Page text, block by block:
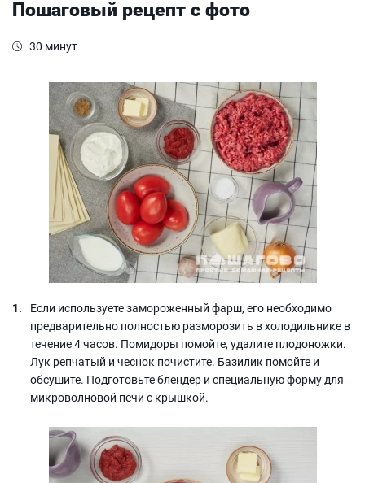
Пошаговый рецепт с фото
30 минут
Если используете замороженный фарш, его необходимо
предварительно полностью разморозить в холодильнике в
течение 4 часов. Помидоры помойте, удалите плодоножки.
Лук репчатый и чеснок почистите. Базилик помойте и
обсушите. Подготовьте блендер и специальную форму для
микроволновой печи с крышкой.